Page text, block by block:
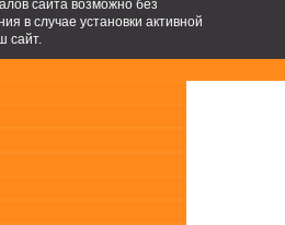
сайта возможно без
в случае установки активной
сайт.